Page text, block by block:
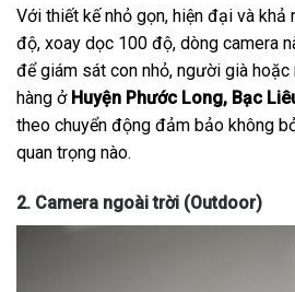
Với thiết kế nhỏ gọn, hiện đại và khả
độ, xoay dọc 100 độ, dòng camera
để giám sát con nhỏ, người già
hàng ở Huyện Phước Long, Bạc
theo chuyển động đảm bảo không
quan trọng nào.
2. Camera ngoài trời (Outdoor)